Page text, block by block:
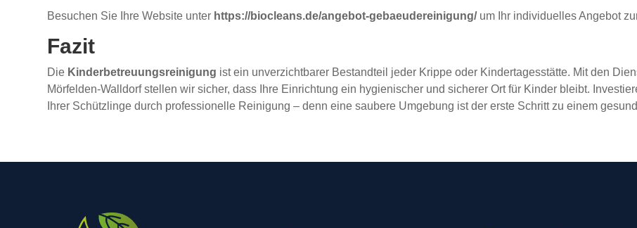
Besuchen Sie Ihre Website unter https://biocleans.de/angebot-gebaeudereinigung/um Ihr individuelles Angebot
Fazit
Die Kinderbetreuungsreinigung ist ein unverzichtbarer Bestandteil jeder Krippe oder Kindertagesstätte. Mit den
Mörfelden-Walldorf stellen wir sicher, dass Ihre Einrichtung ein hygienischer und sicherer Ort für Kinder bleibt.
Ihrer Schützlinge durch professionelle Reinigung – denn eine saubere Umgebung ist der erste Schritt zu einem